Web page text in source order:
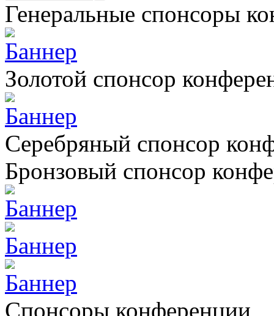
Генеральные спонсоры
Золотой спонсор
Серебряный спонсор
Бронзовый спонсор
Спонсоры конференции